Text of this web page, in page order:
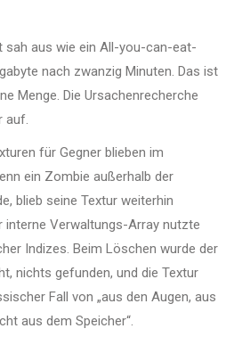
sah aus wie ein All-you-can-eat-
nach zwanzig Minuten. Das ist
Menge. Die Ursachenrecherche
auf.
für Gegner blieben im
ein Zombie außerhalb der
blieb seine Textur weiterhin
interne Verwaltungs-Array nutzte
Indizes. Beim Löschen wurde der
nichts gefunden, und die Textur
Fall von „aus den Augen, aus
aus dem Speicher“.